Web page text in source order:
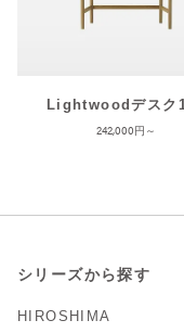
Lightwoodデスク
242,000
シリーズから探す
HIROSHIMA